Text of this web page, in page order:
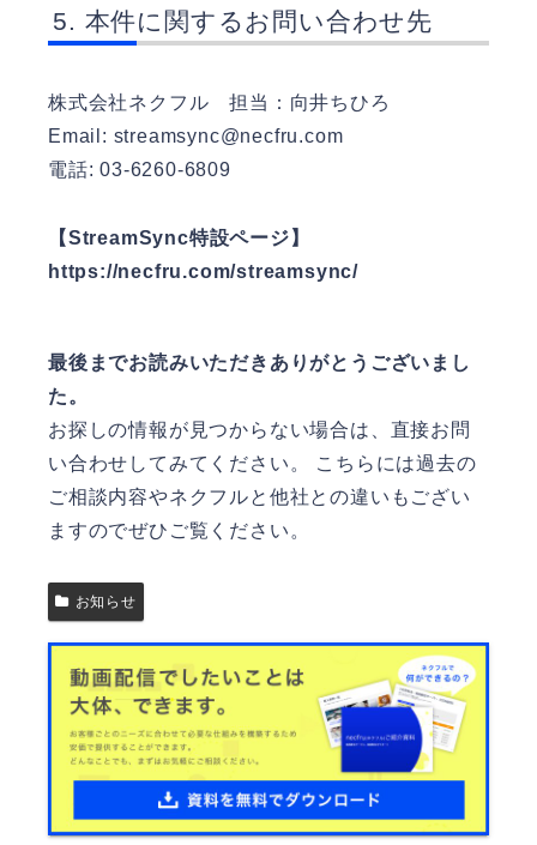
本件に関するお問い合わせ先
株式会社ネクフル 担当：向井ちひろ
Email: streamsync@necfru.com
電話: 03-6260-6809
【StreamSync特設ページ】
https://necfru.com/streamsync/
最後までお読みいただきありがとうございまし
た。
お探しの情報が見つからない場合は、直接お問
い合わせしてみてください。
こちら には過去の
ご相談内容やネクフルと他社との違いもござい
ますのでぜひご覧ください。
お知らせ